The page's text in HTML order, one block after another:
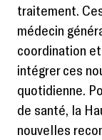
traitement.
médecin
coordination
intégrer ces
quotidienne.
de santé, la
nouvelles